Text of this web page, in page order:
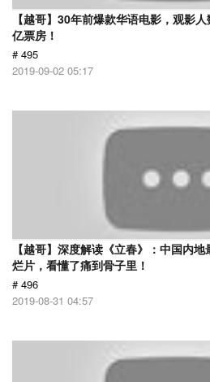
【越哥】30年前爆款华语电影，观影
亿票房！
# 495
2019-09-02 05:17
【越哥】深度解读《立春》：中国内
烂片，看懂了痛到骨子里！
# 496
2019-08-31 04:57